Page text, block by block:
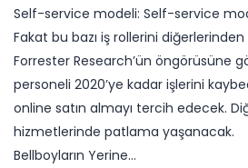
Self-service modeli: Self-service
Fakat bu bazı iş rollerini
Forrester Research’ün öngörüsüne
personeli 2020’ye kadar işlerini
online satın almayı tercih edecek.
hizmetlerinde patlama yaşanacak.
Bellboyların Yerine…